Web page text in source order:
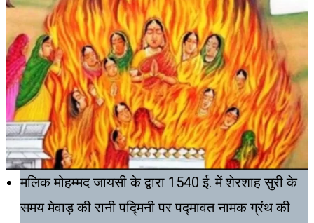
मलिक मोहम्मद जायसी के द्वारा 1540 ई. में शेरशाह सुरी के
समय मेवाड़ की रानी पद्मिनी पर पद्मावत नामक ग्रंथ की